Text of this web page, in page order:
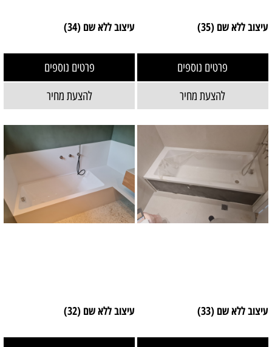
עיצוב ללא שם (35)
פרטים נוספים
להצעת מחיר
עיצוב ללא שם (34)
פרטים נוספים
להצעת מחיר
עיצוב ללא שם (33) עיצוב ללא שם (32)